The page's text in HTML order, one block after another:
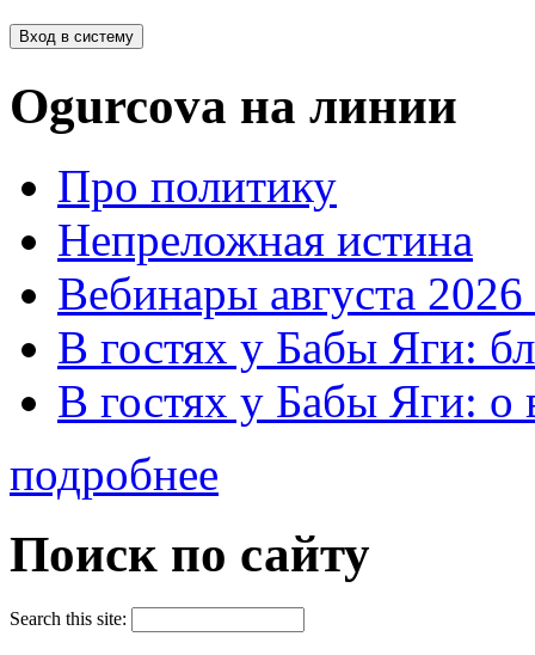
Ogurcova на линии
Про политику
Непреложная истина
Вебинары августа 2026
В гостях у Бабы Яги:
В гостях у Бабы Яги:
подробнее
Поиск по сайту
Search this site: